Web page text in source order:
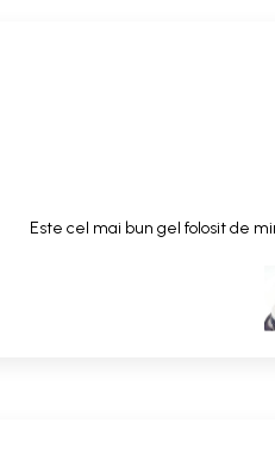
Este cel mai bun gel folosit de